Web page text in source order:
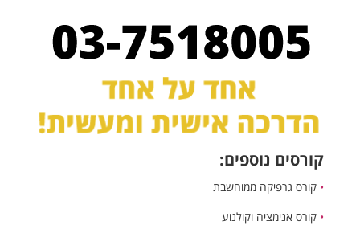
קורסים נוספים:
• קורס גרפיקה ממוחשבת
• קורס אנימציה וקולנוע